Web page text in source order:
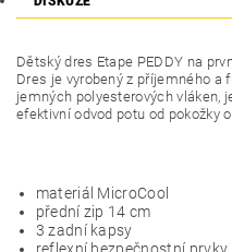
Dětský dres Etape PEDDY na
Dres je vyrobený z příjemného a
jemných polyesterových vláken,
efektivní odvod potu od pokožky
materiál MicroCool
přední zip 14 cm
3 zadní kapsy